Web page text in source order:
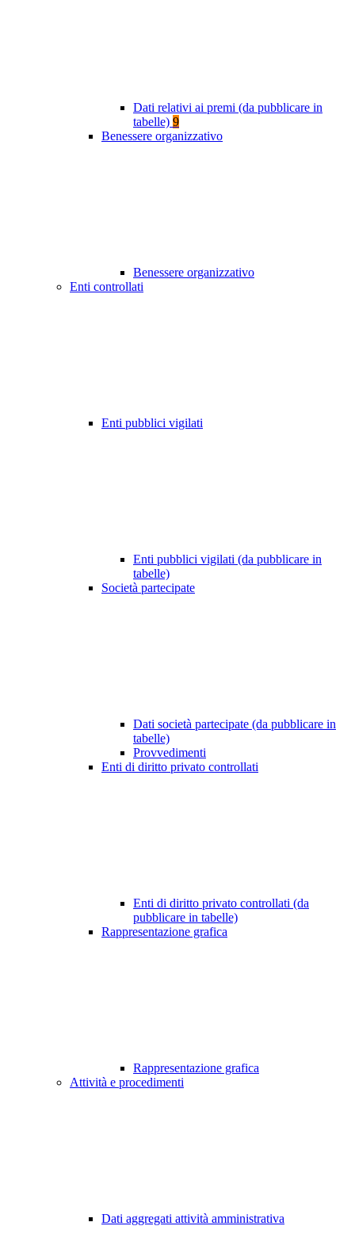
Dati relativi ai premi (da pubblicare in
tabelle) 9
Benessere organizzativo
Benessere organizzativo
Enti controllati
Enti pubblici vigilati
Enti pubblici vigilati (da pubblicare in
tabelle)
Società partecipate
Dati società partecipate (da pubblicare in
tabelle)
Provvedimenti
Enti di diritto privato controllati
Enti di diritto privato controllati (da
pubblicare in tabelle)
Rappresentazione grafica
Rappresentazione grafica
Attività e procedimenti
Dati aggregati attività amministrativa